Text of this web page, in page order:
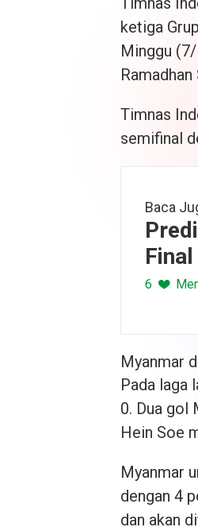
ketiga
Minggu
Timnas
semifinal
Baca
6
Myanmar
Pada laga
0. Dua gol
Hein Soe
Myanmar
dengan 4
dan akan